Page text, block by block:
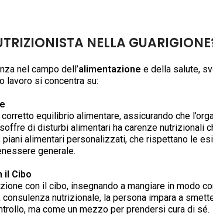
NELLA
nel campo dell’alimentazione e della salute,
lavoro si concentra su:
equilibrio alimentare, assicurando che
di disturbi alimentari ha carenze nutrizionali
alimentari personalizzati, che rispettano le
generale.
il Cibo
con il cibo, insegnando a mangiare in modo
nutrizionale, la persona impara a
ma come un mezzo per prendersi cura di sé.